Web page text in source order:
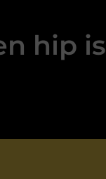
hip is